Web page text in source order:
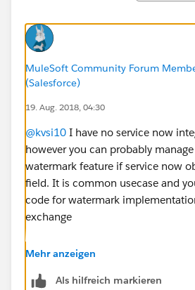
MuleSoft Community Forum
(Salesforce)
19. Aug. 2018, 04:30
@kvsi10 I have no service now
however you can probably
watermark feature if service now
field. It is common usecase and
code for watermark
exchange
Thanks
Mehr anzeigen
Als hilfreich markieren